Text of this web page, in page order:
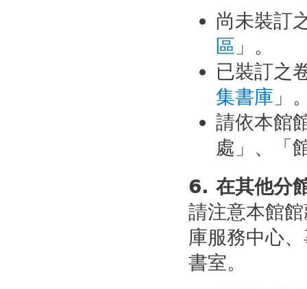
尚未裝訂
區 」。
已裝訂之
集書庫 」
請依本館
處」、「
6. 在其他分
請注意本館
庫服務中心
書室。